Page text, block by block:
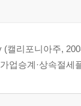
(캘리포니아주,
업승계·상속절세